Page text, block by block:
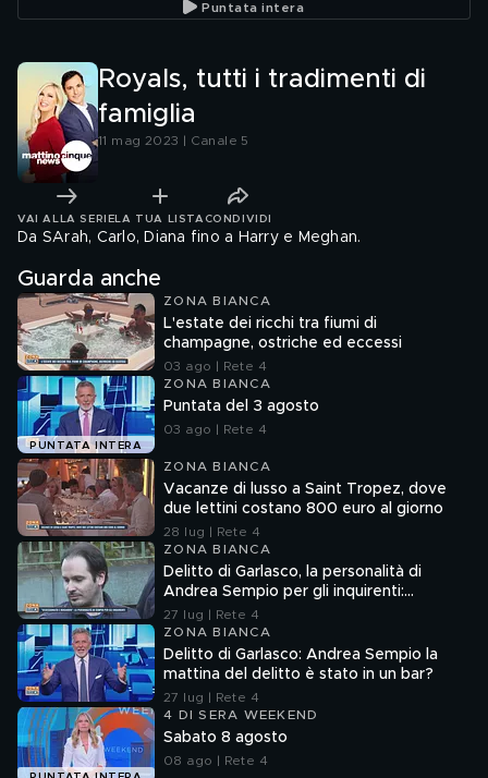
Puntata intera
Royals, tutti i tradimenti di
famiglia
11 mag 2023 | Canale 5
VAI ALLA SERIE LA TUA LISTA CONDIVIDI
Da SArah, Carlo, Diana fino a Harry e Meghan.
Guarda anche
ZONA BIANCA
L'estate dei ricchi tra fiumi di
champagne, ostriche ed eccessi
03 ago | Rete 4
PUNTATA INTERA
ZONA BIANCA
Puntata del 3 agosto
03 ago | Rete 4
ZONA BIANCA
Vacanze di lusso a Saint Tropez, dove
due lettini costano 800 euro al giorno
28 lug | Rete 4
ZONA BIANCA
Delitto di Garlasco, la personalità di
Andrea Sempio per gli inquirenti:
"Ossessionato e bugiardo"
27 lug | Rete 4
ZONA BIANCA
Delitto di Garlasco: Andrea Sempio la
mattina del delitto è stato in un bar?
27 lug | Rete 4
4 DI SERA WEEKEND
Sabato 8 agosto
08 ago | Rete 4